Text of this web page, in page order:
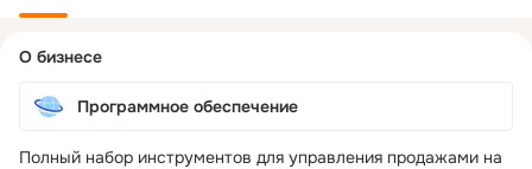
колонка
О бизнесе
Программное обеспечение
Полный набор инструментов для управления продажами на